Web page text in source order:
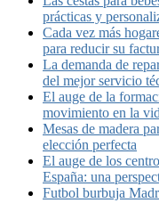
prácticas y
Cada vez más
para reducir su
La demanda de
del mejor servicio
El auge de la
movimiento en la
Mesas de madera
elección perfecta
El auge de los
España: una
Futbol burbuja